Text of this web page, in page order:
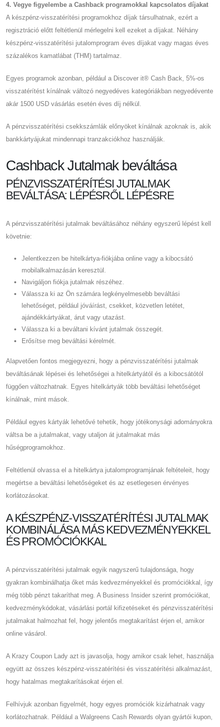
4. Vegye figyelembe a Cashback programokkal kapcsolatos díjakat
A készpénz-visszatérítési programokhoz díjak társulhatnak, ezért a
regisztráció előtt feltétlenül mérlegelni kell ezeket a díjakat. Néhány
készpénz-visszatérítési jutalomprogram éves díjakat vagy magas éves
százalékos kamatlábat (THM) tartalmaz.
Egyes programok azonban, például a Discover it® Cash Back, 5%-os
visszatérítést kínálnak változó negyedéves kategóriákban negyedévente
akár 1500 USD vásárlás esetén éves díj nélkül.
A pénzvisszatérítési csekkszámlák előnyöket kínálnak azoknak is, akik
bankkártyájukat mindennapi tranzakciókhoz használják.
Cashback Jutalmak beváltása
PÉNZVISSZATÉRÍTÉSI JUTALMAK
BEVÁLTÁSA: LÉPÉSRŐL LÉPÉSRE
A pénzvisszatérítési jutalmak beváltásához néhány egyszerű lépést kell
követnie:
Jelentkezzen be hitelkártya-fiókjába online vagy a kibocsátó
mobilalkalmazásán keresztül.
Navigáljon fiókja jutalmak részéhez.
Válassza ki az Ön számára legkényelmesebb beváltási
lehetőséget, például jóváírást, csekket, közvetlen letétet,
ajándékkártyákat, árut vagy utazást.
Válassza ki a beváltani kívánt jutalmak összegét.
Erősítse meg beváltási kérelmét.
Alapvetően fontos megjegyezni, hogy a pénzvisszatérítési jutalmak
beváltásának lépései és lehetőségei a hitelkártyától és a kibocsátótól
függően változhatnak. Egyes hitelkártyák több beváltási lehetőséget
kínálnak, mint mások.
Például egyes kártyák lehetővé tehetik, hogy jótékonysági adományokra
váltsa be a jutalmakat, vagy utaljon át jutalmakat más
hűségprogramokhoz.
Feltétlenül olvassa el a hitelkártya jutalomprogramjának feltételeit, hogy
megértse a beváltási lehetőségeket és az esetlegesen érvényes
korlátozásokat.
A KÉSZPÉNZ-VISSZATÉRÍTÉSI JUTALMAK
KOMBINÁLÁSA MÁS KEDVEZMÉNYEKKEL
ÉS PROMÓCIÓKKAL
A pénzvisszatérítési jutalmak egyik nagyszerű tulajdonsága, hogy
gyakran kombinálhatja őket más kedvezményekkel és promóciókkal, így
még több pénzt takaríthat meg. A Business Insider szerint promóciókat,
kedvezménykódokat, vásárlási portál kifizetéseket és pénzvisszatérítési
jutalmakat halmozhat fel, hogy jelentős megtakarítást érjen el, amikor
online vásárol.
A Krazy Coupon Lady azt is javasolja, hogy amikor csak lehet, használja
együtt az összes készpénz-visszatérítési és visszatérítési alkalmazást,
hogy hatalmas megtakarításokat érjen el.
Felhívjuk azonban figyelmét, hogy egyes promóciók kizárhatnak vagy
korlátozhatnak. Például a Walgreens Cash Rewards olyan gyártói kupon,